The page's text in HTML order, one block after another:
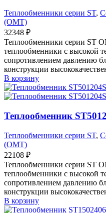
Теплообменники серии ST,
(OMT)
32348 ₽
Теплообменники серии ST
теплообменники с высокой
сопротивлением давлению
конструкции
В корзину
Теплообменник
Теплообменники серии ST,
(OMT)
22108 ₽
Теплообменники серии ST
теплообменники с высокой
сопротивлением давлению
конструкции
В корзину